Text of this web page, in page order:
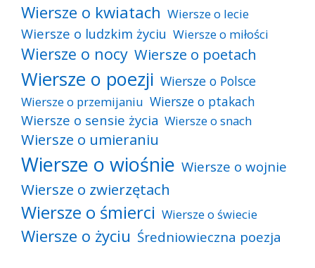
Wiersze o kwiatach Wiersze o lecie
Wiersze o ludzkim życiu Wiersze o miłości
Wiersze o nocy Wiersze o poetach
Wiersze o poezji Wiersze o Polsce
Wiersze o przemijaniu Wiersze o ptakach
Wiersze o sensie życia Wiersze o snach
Wiersze o umieraniu
Wiersze o wiośnie Wiersze o wojnie
Wiersze o zwierzętach
Wiersze o śmierci Wiersze o świecie
Wiersze o życiu Średniowieczna poezja